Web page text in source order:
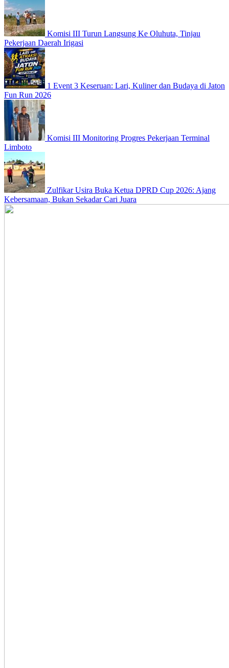
Komisi III Turun Langsung Ke Oluhuta, Tinjau
Pekerjaan Daerah Irigasi
1 Event 3 Keseruan: Lari, Kuliner dan Budaya di Jaton
Fun Run 2026
Komisi III Monitoring Progres Pekerjaan Terminal
Limboto
Zulfikar Usira Buka Ketua DPRD Cup 2026: Ajang
Kebersamaan, Bukan Sekadar Cari Juara